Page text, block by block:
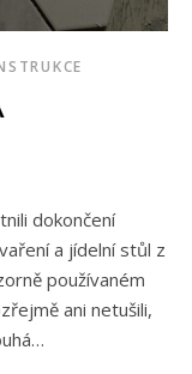
dokončení
a jídelní stůl z
používaném
ani netušili,